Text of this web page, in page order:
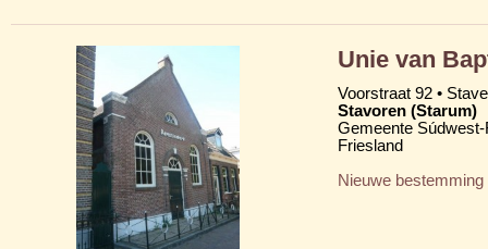
Unie van
Voorstraat 92 •
Stavoren (Starum)
Gemeente
Friesland
Nieuwe bestemming